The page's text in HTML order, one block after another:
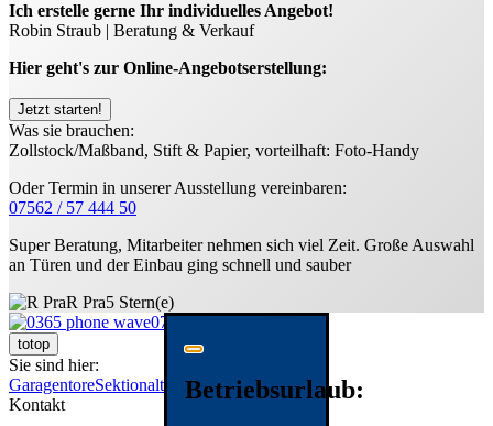
Ich erstelle gerne Ihr individuelles Angebot!
Robin Straub | Beratung & Verkauf
Hier geht's zur Online-Angebotserstellung:
Jetzt starten!
Was sie brauchen:
Zollstock/Maßband, Stift & Papier, vorteilhaft: Foto-Handy
Oder Termin in unserer Ausstellung vereinbaren:
07562 / 57 444 50
Super Beratung, Mitarbeiter nehmen sich viel Zeit. Große Auswahl
an Türen und der Einbau ging schnell und sauber
R Pra5 Stern(e)
Betriebsurlaub:
07562 57 444 50
totop
Sie sind hier:
GaragentoreSektionaltore
Kontakt